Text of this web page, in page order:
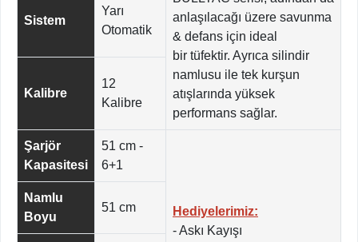
anlaşılacağı üzere savunma
& defans için ideal
bir tüfektir. Ayrıca silindir
namlusu ile tek kurşun
atışlarında yüksek
performans sağlar.
Sistem
Yarı
Otomatik
Kalibre
12
Kalibre
Şarjör
Kapasitesi
51 cm -
6+1
Hediyelerimiz:
- Askı Kayışı
Namlu
Boyu
51 cm